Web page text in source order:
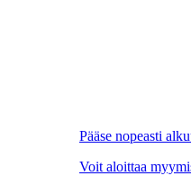
Pääse nopeasti
Voit aloittaa